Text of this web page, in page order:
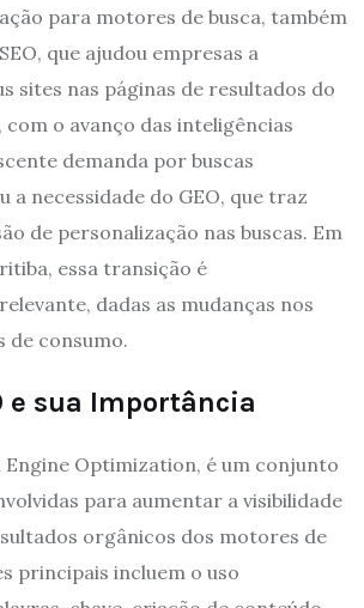
para motores de busca, também
que ajudou empresas a
sites nas páginas de resultados do
com o avanço das inteligências
demanda por buscas
a necessidade do GEO, que traz
de personalização nas buscas. Em
essa transição é
dadas as mudanças nos
consumo.
e sua Importância
Engine Optimization, é um conjunto
para aumentar a visibilidade
orgânicos dos motores de
principais incluem o uso